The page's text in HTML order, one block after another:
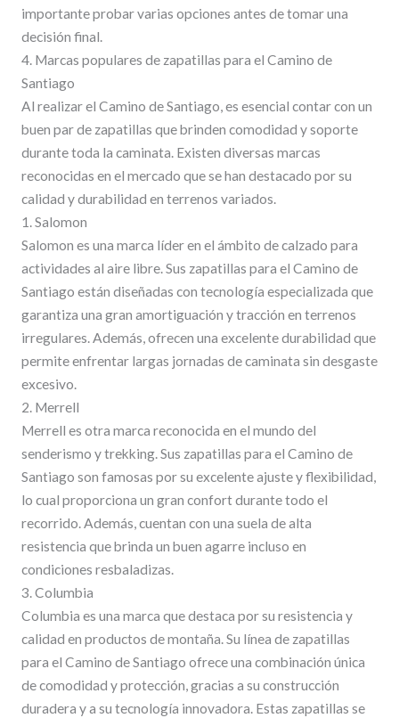
importante probar varias opciones antes de tomar una
decisión final.
4. Marcas populares de zapatillas para el Camino de
Santiago
Al realizar el Camino de Santiago, es esencial contar con un
buen par de zapatillas que brinden comodidad y soporte
durante toda la caminata. Existen diversas marcas
reconocidas en el mercado que se han destacado por su
calidad y durabilidad en terrenos variados.
1. Salomon
Salomon es una marca líder en el ámbito de calzado para
actividades al aire libre. Sus zapatillas para el Camino de
Santiago están diseñadas con tecnología especializada que
garantiza una gran amortiguación y tracción en terrenos
irregulares. Además, ofrecen una excelente durabilidad que
permite enfrentar largas jornadas de caminata sin desgaste
excesivo.
2. Merrell
Merrell es otra marca reconocida en el mundo del
senderismo y trekking. Sus zapatillas para el Camino de
Santiago son famosas por su excelente ajuste y flexibilidad,
lo cual proporciona un gran confort durante todo el
recorrido. Además, cuentan con una suela de alta
resistencia que brinda un buen agarre incluso en
condiciones resbaladizas.
3. Columbia
Columbia es una marca que destaca por su resistencia y
calidad en productos de montaña. Su línea de zapatillas
para el Camino de Santiago ofrece una combinación única
de comodidad y protección, gracias a su construcción
duradera y a su tecnología innovadora. Estas zapatillas se